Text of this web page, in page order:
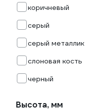
коричневый
серый
серый металлик
слоновая кость
черный
Высота, мм